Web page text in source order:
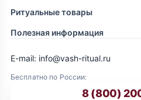
Ритуальные товары
Полезная информация
Бесплатно по России:
8 (800)
E-mail: info@vash-ritual.ru